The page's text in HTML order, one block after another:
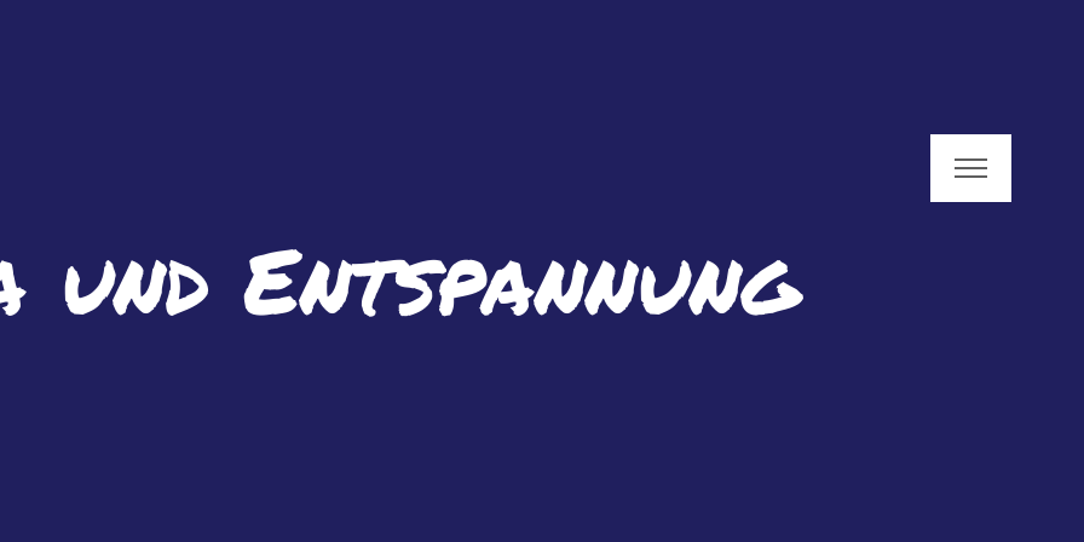
und Entspannung